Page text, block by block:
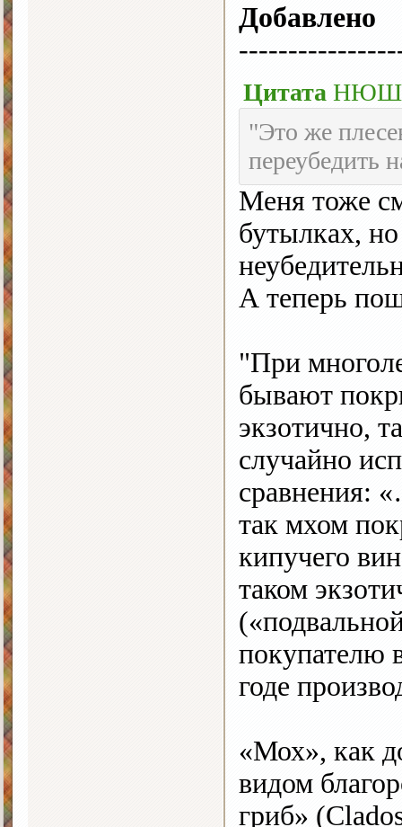
Добавлено
Цитата
"Это же
переубедить
Меня тоже
бутылках,
А теперь
"При
бывают
экзотично,
случайно
сравнения:
так мхом
кипучего
таком
покупателю
годе
«Мох», как
видом
гриб»